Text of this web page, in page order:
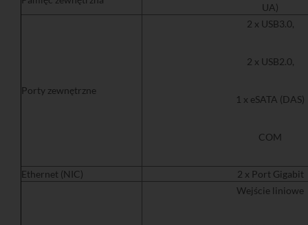
UA)
Porty zewnętrzne
2 x USB3.0,
2 x USB2.0,
1 x eSATA (DAS)
COM
Ethernet (NIC) 2 x Port Gigabit
Wejście liniowe